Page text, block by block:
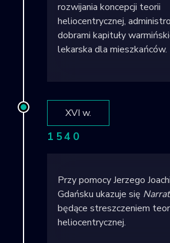
rozwijania koncepcji teorii
heliocentrycznej,
dobrami kapituły
lekarska dla mieszkańców.
1540
Przy pomocy Jerzego
Gdańsku ukazuje się
będące streszczeniem
heliocentrycznej.
XVI w.